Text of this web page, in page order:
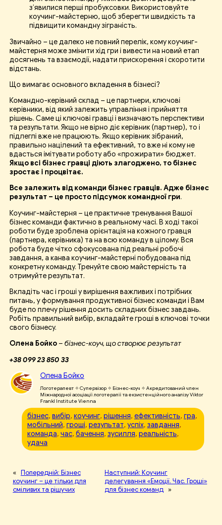
з’явилися перші пробуксовки. Використовуйте
коучинг-майстерню, щоб зберегти швидкість та
підвищити командну зіграність.
Звичайно – це далеко не повний перелік, кому коучинг-
майстерня може змінити хід гри і вивести на новий етап
досягнень та взаємодії, надати прискорення і скоротити
відстань.
Що вимагає основного вкладення в бізнесі?
Командно-керівний склад – це партнери, ключові
керівники, від який залежить управління і прийняття
рішень. Саме ці ключові гравці і визначають перспективи
та результати. Якщо не вірно діє керівник (партнер), то і
підлеглі вже не працюють. Якщо керівник зібраний,
правильно націлений та ефективний, то вже ні кому не
вдасться імітувати роботу або «прожирати» бюджет.
Якщо всі бізнес гравці діють злагоджено, то бізнес
зростає і процвітає.
Все залежить від команди бізнес гравців. Адже бізнес
результат – це просто підсумок командної гри.
Коучинг-майстерня – це практичне тренування Вашої
бізнес команди фактично в реальному часі. В ході такої
роботи буде зроблена орієнтація на кожного гравця
(партнера, керівника) та на всю команду в цілому. Вся
робота буде чітко сфокусована під реальні робочі
завдання, а канва коучинг-майстерні побудована під
конкретну команду. Тренуйте свою майстерність та
отримуйте результат.
Вкладіть час і гроші у вирішення важливих і потрібних
питань, у формування продуктивної бізнес команди і Вам
буде по плечу рішення досить складних бізнес завдань.
Робіть правильний вибір, вкладайте гроші в ключові точки
свого бізнесу.
Олена Бойко– бізнес-коуч, що створює результат
+38 099 23 850 33
Олена Бойко
Логотерапевт ✧ Супервізор ✧ Бізнес-коуч ✧ Акредитований член
Міжнародної асоціації логотерапії та екзистенційного аналізу Viktor
Frankl Institute Vienna
бізнес, вибір, коучинг, рішення, ефективність, гра
мобільний, гроші, результат, успіх, завдання
команда, час, бачення, зусилля, реальність
удача
« Попередній: Бізнес
коучинг – це тільки для
сміливих та рішучих
Наступний: Коучинг
делегування «Емоції. Час. Гроші»
для бізнес команд »